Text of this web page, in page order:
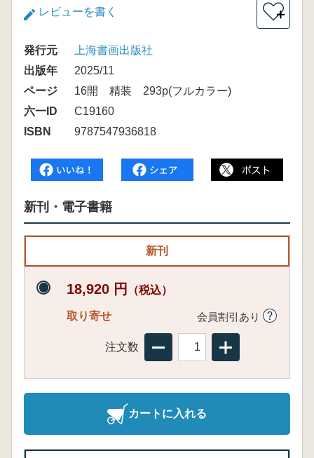
レビューを書く ＋
発行元
上海書画出版社
出版年
2025/11
ページ
16開 精装 293p(フルカラー)
六一ID
C19160
ISBN
9787547936818
新刊・電子書籍
新刊
18,920 円 （税込）
取り寄せ 会員割引あり
注文数
カートに入れる